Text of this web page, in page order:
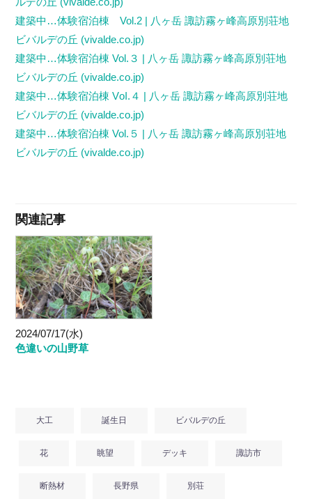
建築中…体験宿泊棟 Vol.2 | 八ヶ岳 諏訪霧ヶ峰高原別荘地
ビバルデの丘 (vivalde.co.jp)
建築中…体験宿泊棟 Vol.３ | 八ヶ岳 諏訪霧ヶ峰高原別荘地
ビバルデの丘 (vivalde.co.jp)
建築中…体験宿泊棟 Vоⅼ.４ | 八ヶ岳 諏訪霧ヶ峰高原別荘地
ビバルデの丘 (vivalde.co.jp)
建築中…体験宿泊棟 Vol.５ | 八ヶ岳 諏訪霧ヶ峰高原別荘地
ビバルデの丘 (vivalde.co.jp)
関連記事
2024/07/17(水)
色違いの山野草
大工 誕生日 ビバルデの丘
花 眺望 デッキ 諏訪市
断熱材 長野県 別荘